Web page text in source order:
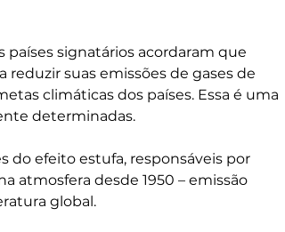
países signatários acordaram que
suas emissões de gases de
climáticas dos países. Essa é uma
determinadas.
do efeito estufa, responsáveis por
atmosfera desde 1950 – emissão
global.